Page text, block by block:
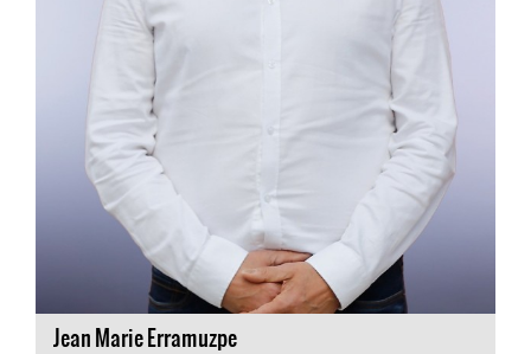
Jean Marie Erramuzpe